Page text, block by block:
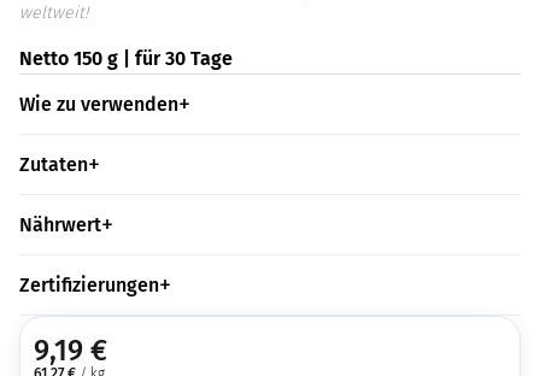
weltweit!
Netto 150 g | für 30 Tage
Wie zu verwenden
Zutaten
Nährwert
Zertifizierungen
9,19 €